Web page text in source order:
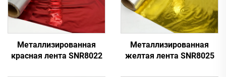
Металлизированная
красная лента SNR8022
Металлизированная
желтая лента SNR8025